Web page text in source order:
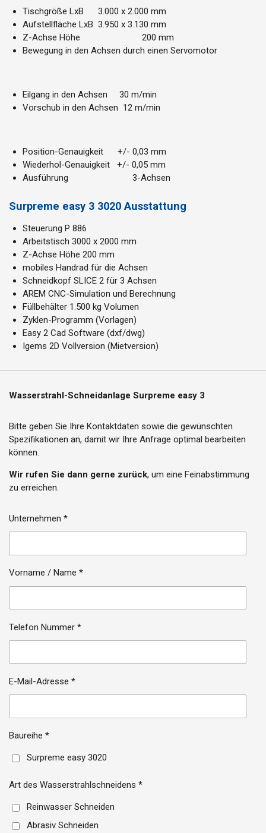
Tischgröße LxB 3.000 x 2.000 mm
Aufstellfläche LxB 3.950 x 3.130 mm
Z-Achse Höhe 200 mm
Bewegung in den Achsen durch einen Servomotor
Eilgang in den Achsen 30 m/min
Vorschub in den Achsen 12 m/min
Position-Genauigkeit +/- 0,03 mm
Wiederhol-Genauigkeit +/- 0,05 mm
Ausführung 3-Achsen
Surpreme easy 3 3020 Ausstattung
Steuerung P 886
Arbeitstisch 3000 x 2000 mm
Z-Achse Höhe 200 mm
mobiles Handrad für die Achsen
Schneidkopf SLICE 2 für 3 Achsen
AREM CNC-Simulation und Berechnung
Füllbehälter 1.500 kg Volumen
Zyklen-Programm (Vorlagen)
Easy 2 Cad Software (dxf/dwg)
Igems 2D Vollversion (Mietversion)
Wasserstrahl-Schneidanlage Surpreme easy 3
Bitte geben Sie Ihre Kontaktdaten sowie die gewünschten
Spezifikationen an, damit wir Ihre Anfrage optimal bearbeiten
können.
Wir rufen Sie dann gerne zurück, um eine Feinabstimmung
zu erreichen.
Unternehmen *
Vorname / Name *
Telefon Nummer *
E-Mail-Adresse *
Baureihe *
Surpreme easy 3020
Art des Wasserstrahlschneidens *
Reinwasser Schneiden
Abrasiv Schneiden